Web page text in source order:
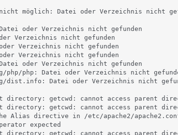
möglich: Datei oder Verzeichnis nicht
oder Verzeichnis nicht gefunden
Verzeichnis nicht gefunden
Verzeichnis nicht gefunden
Verzeichnis nicht gefunden
oder Verzeichnis nicht gefunden
php: Datei oder Verzeichnis nicht
Datei oder Verzeichnis nicht
getcwd: cannot access parent
getcwd: cannot access parent
Alias directive in /etc/apache2/
expected
getcwd: cannot access parent